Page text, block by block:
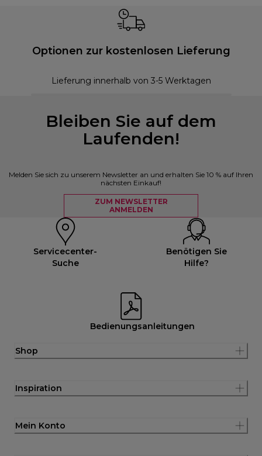
Optionen zur kostenlosen Lieferung
Lieferung innerhalb von 3-5 Werktagen
Bleiben Sie auf dem
Laufenden!
Melden Sie sich zu unserem Newsletter an und erhalten Sie 10 % auf Ihren
nächsten Einkauf!
ZUM NEWSLETTER
ANMELDEN
Servicecenter-
Suche
Benötigen Sie
Hilfe?
Bedienungsanleitungen
Shop
Inspiration
Mein Konto